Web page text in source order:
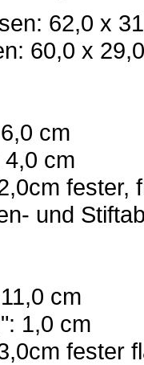
62,0 x
60,0 x
cm
cm
und
cm
1,0 cm
fester